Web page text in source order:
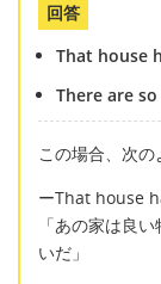
回答
That house
There are
この場合、次の
ーThat house
「あの家は良
いだ」